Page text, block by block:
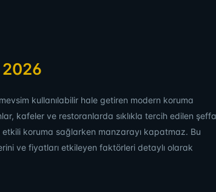
kullanılabilir hale getiren modern koruma
kafeler ve restoranlarda sıklıkla tercih edilen
koruma sağlarken manzarayı kapatmaz. Bu
ve fiyatları etkileyen faktörleri detaylı olarak